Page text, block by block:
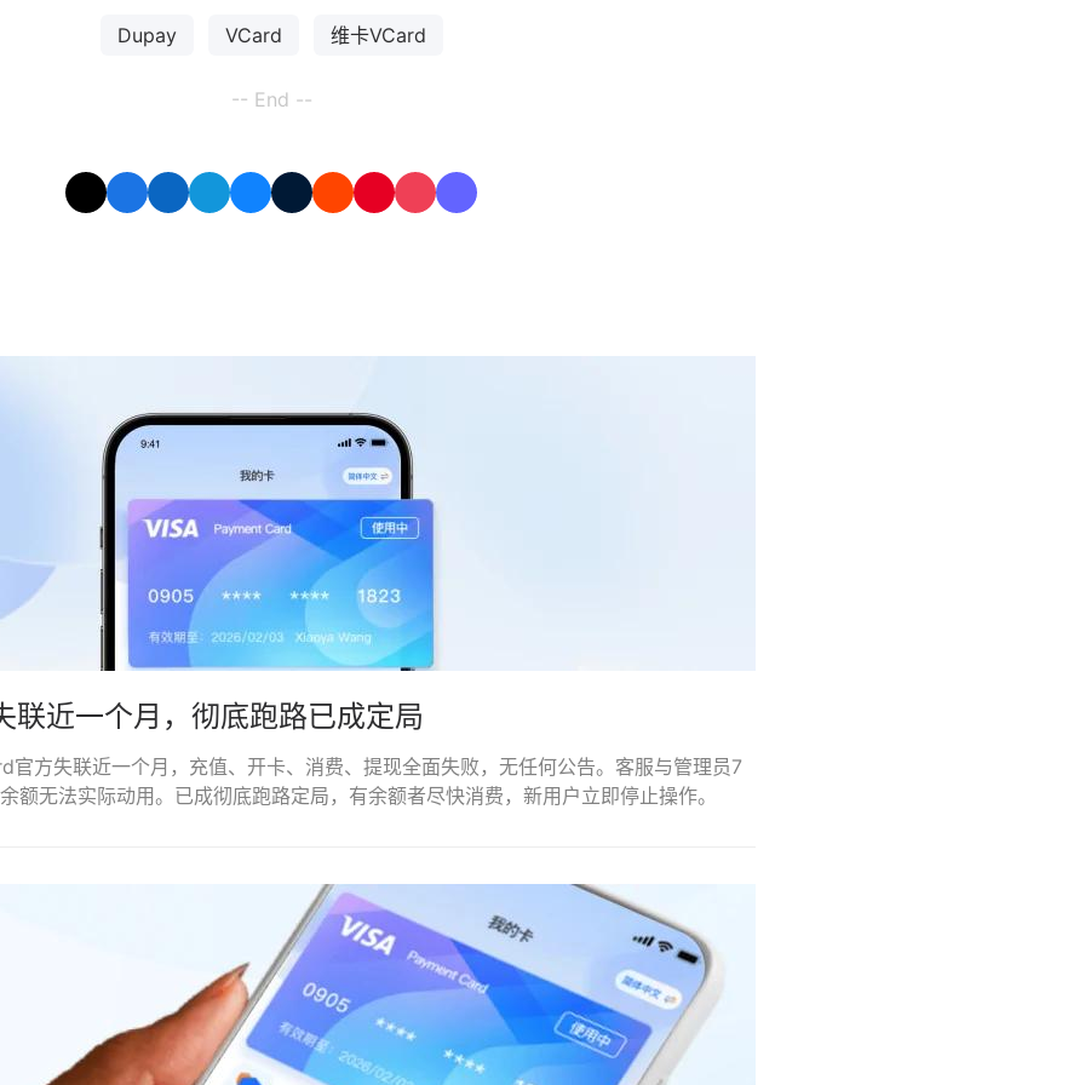
Dupay VCard 维卡VCard
-- End --
联近一个月，彻底跑路已成定局
官方失联近一个月，充值、开卡、消费、提现全面失败，无任何公告。客服与管理员7
额无法实际动用。已成彻底跑路定局，有余额者尽快消费，新用户立即停止操作。